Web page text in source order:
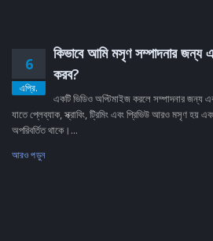
6
এপ্রি.
কিভাবে আমি মসৃণ সম্পাদনার জন্য
করব?
একটি ভিডিও অপ্টিমাইজ করলে সম্পাদনার জন্য
যাতে প্লেব্যাক, স্ক্রাবিং, ট্রিমিং এবং প্রিভিউ আরও মসৃণ হয়
অপরিবর্তিত থাকে।...
আরও পড়ুন